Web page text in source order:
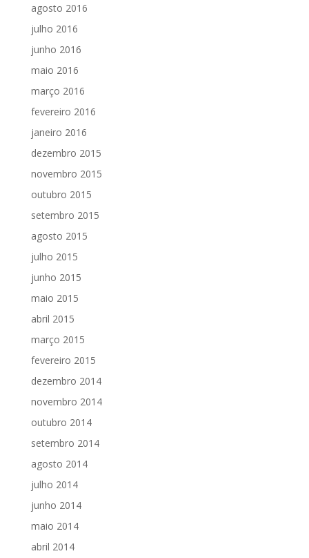
agosto 2016
julho 2016
junho 2016
maio 2016
março 2016
fevereiro 2016
janeiro 2016
dezembro 2015
novembro 2015
outubro 2015
setembro 2015
agosto 2015
julho 2015
junho 2015
maio 2015
abril 2015
março 2015
fevereiro 2015
dezembro 2014
novembro 2014
outubro 2014
setembro 2014
agosto 2014
julho 2014
junho 2014
maio 2014
abril 2014